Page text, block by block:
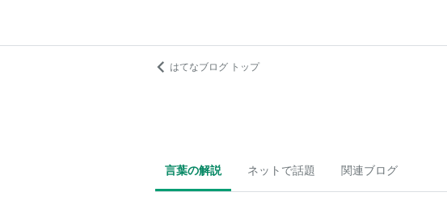
はてなブログ トップ
言葉の解説 ネットで話題 関連ブログ